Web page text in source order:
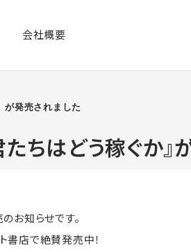
会社概要
が発売されました
ちはどう稼ぐか』
お知らせです。
書店で絶賛発売中！